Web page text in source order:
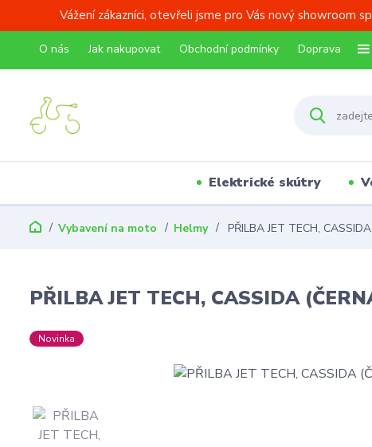
Vážení zákazníci, otevřeli jsme pro Vás nový showroom
O nás Jak nakupovat Obchodní podmínky Doprava
Elektrické skútry
Vybavení na moto Helmy PŘILBA JET TECH,
PŘILBA JET TECH, CASSIDA
Novinka